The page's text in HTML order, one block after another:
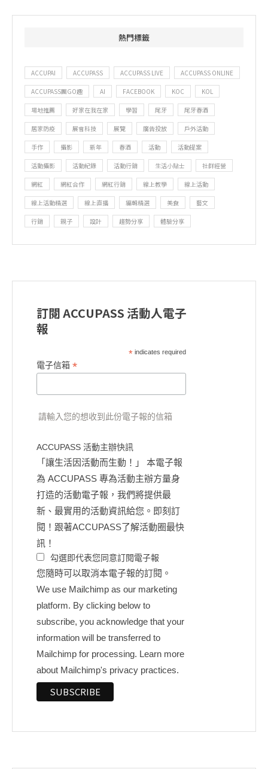
熱門標籤
ACCUPAI ACCUPASS ACCUPASS LIVE ACCUPASS ONLINE
ACCUPASS團GO趣 AI FACEBOOK KOC KOL
場地推薦 好家在我在家 學習 尾牙 尾牙春酒
居家防疫 展會科技 展覽 廣告投放 戶外活動
手作 攝影 新年 春酒 活動 活動提案
活動攝影 活動紀錄 活動行銷 生活小貼士 社群經營
網紅 網紅合作 網紅行銷 線上教學 線上活動
線上活動精選 線上直播 編輯精選 美食 藝文
行銷 親子 設計 趨勢分享 體驗分享
訂閱 ACCUPASS 活動人電子
報
*indicates required
電子信箱 *
請輸入您的想收到此份電子報的信箱
ACCUPASS 活動主辦快訊
「讓生活因活動而生動！」 本電子報
為 ACCUPASS 專為活動主辦方量身
打造的活動電子報，我們將提供最
新、最實用的活動資訊給您。即刻訂
閱！跟著ACCUPASS了解活動圈最快
訊！
勾選即代表您同意訂閱電子報
您隨時可以取消本電子報的訂閱。
We use Mailchimp as our marketing
platform. By clicking below to
subscribe, you acknowledge that your
information will be transferred to
Mailchimp for processing. Learn more
about Mailchimp's privacy practices.